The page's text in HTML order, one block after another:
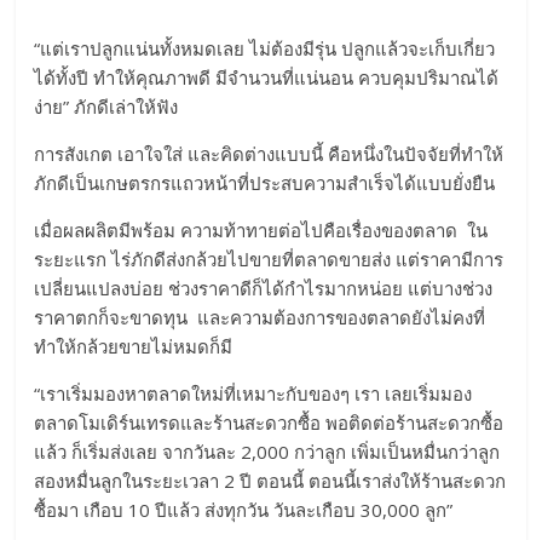
“แต่เราปลูกแน่นทั้งหมดเลย ไม่ต้องมีรุ่น ปลูกแล้วจะเก็บเกี่ยว
ได้ทั้งปี ทำให้คุณภาพดี มีจำนวนที่แน่นอน ควบคุมปริมาณได้
ง่าย” ภักดีเล่าให้ฟัง
การสังเกต เอาใจใส่ และคิดต่างแบบนี้ คือหนึ่งในปัจจัยที่ทำให้
ภักดีเป็นเกษตรกรแถวหน้าที่ประสบความสำเร็จได้แบบยั่งยืน
เมื่อผลผลิตมีพร้อม ความท้าทายต่อไปคือเรื่องของตลาด ใน
ระยะแรก ไร่ภักดีส่งกล้วยไปขายที่ตลาดขายส่ง แต่ราคามีการ
เปลี่ยนแปลงบ่อย ช่วงราคาดีก็ได้กำไรมากหน่อย แต่บางช่วง
ราคาตกก็จะขาดทุน และความต้องการของตลาดยังไม่คงที่
ทำให้กล้วยขายไม่หมดก็มี
“เราเริ่มมองหาตลาดใหม่ที่เหมาะกับของๆ เรา เลยเริ่มมอง
ตลาดโมเดิร์นเทรดและร้านสะดวกซื้อ พอติดต่อร้านสะดวกซื้อ
แล้ว ก็เริ่มส่งเลย จากวันละ 2,000 กว่าลูก เพิ่มเป็นหมื่นกว่าลูก
สองหมื่นลูกในระยะเวลา 2 ปี ตอนนี้ ตอนนี้เราส่งให้ร้านสะดวก
ซื้อมา เกือบ 10 ปีแล้ว ส่งทุกวัน วันละเกือบ 30,000 ลูก”